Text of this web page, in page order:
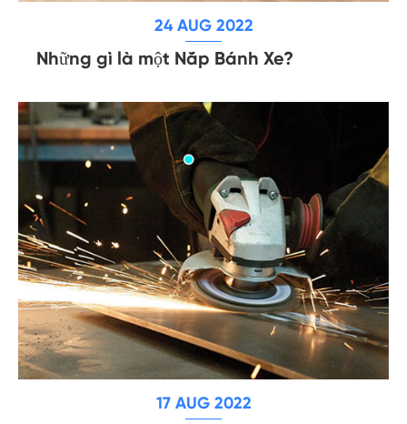
24 AUG 2022
Những gì là một Nắp Bánh Xe?
17 AUG 2022